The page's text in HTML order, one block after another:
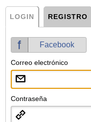
LOGIN REGISTRO
Facebook
Correo electrónico
Contraseña
Nombre
Apellidos
Correo electrónico: